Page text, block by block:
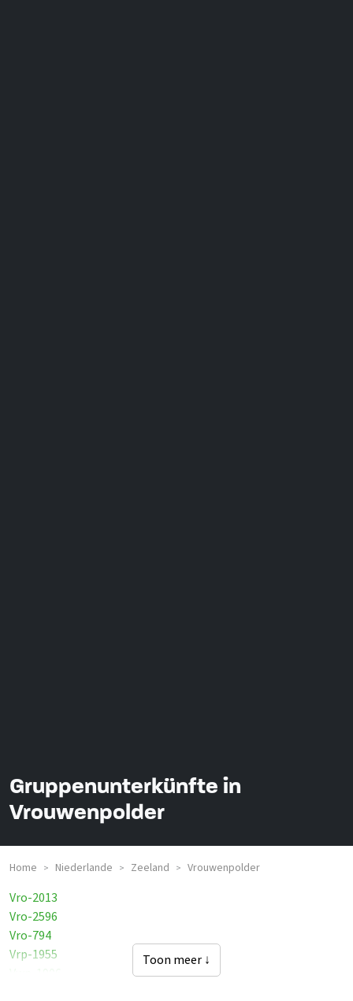
Gruppenunterkünfte in
Vrouwenpolder
Home > Niederlande > Zeeland > Vrouwenpolder
Vro-2013
Vro-2596
Vro-794
Vrp-1955
Toon meer ↓